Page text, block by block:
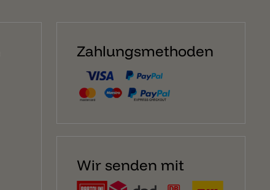
Zahlungsmethoden
Wir senden mit